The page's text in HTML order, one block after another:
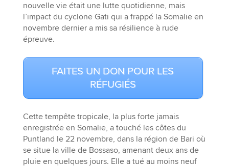
nouvelle vie était une lutte quotidienne, mais
l’impact du cyclone Gati qui a frappé la Somalie en
novembre dernier a mis sa résilience à rude
épreuve.
FAITES UN DON POUR LES
RÉFUGIÉS
Cette tempête tropicale, la plus forte jamais
enregistrée en Somalie, a touché les côtes du
Puntland le 22 novembre, dans la région de Bari où
se situe la ville de Bossaso, amenant deux ans de
pluie en quelques jours. Elle a tué au moins neuf